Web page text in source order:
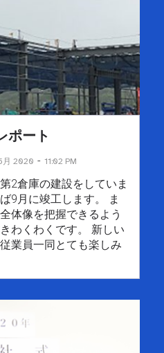
ポート
月 2020 - 11:02 PM
2倉庫の建設をしていま
9月に竣工します。 ま
体像を把握できるよう
わくわくです。 新しい
業員一同とても楽しみ